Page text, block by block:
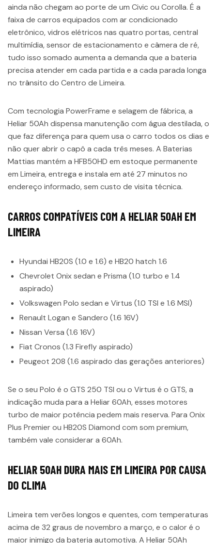
ainda não chegam ao porte de um Civic ou Corolla. É a
faixa de carros equipados com ar condicionado
eletrônico, vidros elétricos nas quatro portas, central
multimídia, sensor de estacionamento e câmera de ré,
tudo isso somado aumenta a demanda que a bateria
precisa atender em cada partida e a cada parada longa
no trânsito do Centro de Limeira.
Com tecnologia PowerFrame e selagem de fábrica, a
Heliar 50Ah dispensa manutenção com água destilada, o
que faz diferença para quem usa o carro todos os dias e
não quer abrir o capô a cada três meses. A Baterias
Mattias mantém a HFB50HD em estoque permanente
em Limeira, entrega e instala em até 27 minutos no
endereço informado, sem custo de visita técnica.
CARROS COMPATÍVEIS COM A HELIAR 50AH EM
LIMEIRA
Hyundai HB20S (1.0 e 1.6) e HB20 hatch 1.6
Chevrolet Onix sedan e Prisma (1.0 turbo e 1.4
aspirado)
Volkswagen Polo sedan e Virtus (1.0 TSI e 1.6 MSI)
Renault Logan e Sandero (1.6 16V)
Nissan Versa (1.6 16V)
Fiat Cronos (1.3 Firefly aspirado)
Peugeot 208 (1.6 aspirado das gerações anteriores)
Se o seu Polo é o GTS 250 TSI ou o Virtus é o GTS, a
indicação muda para a Heliar 60Ah, esses motores
turbo de maior potência pedem mais reserva. Para Onix
Plus Premier ou HB20S Diamond com som premium,
também vale considerar a 60Ah.
HELIAR 50AH DURA MAIS EM LIMEIRA POR CAUSA
DO CLIMA
Limeira tem verões longos e quentes, com temperaturas
acima de 32 graus de novembro a março, e o calor é o
maior inimigo da bateria automotiva. A Heliar 50Ah